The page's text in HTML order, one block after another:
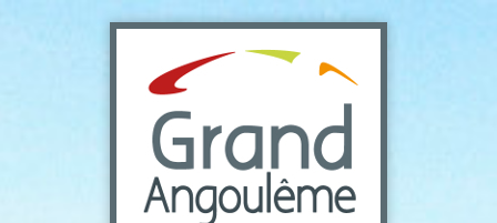
Panneau de gestion des cookies